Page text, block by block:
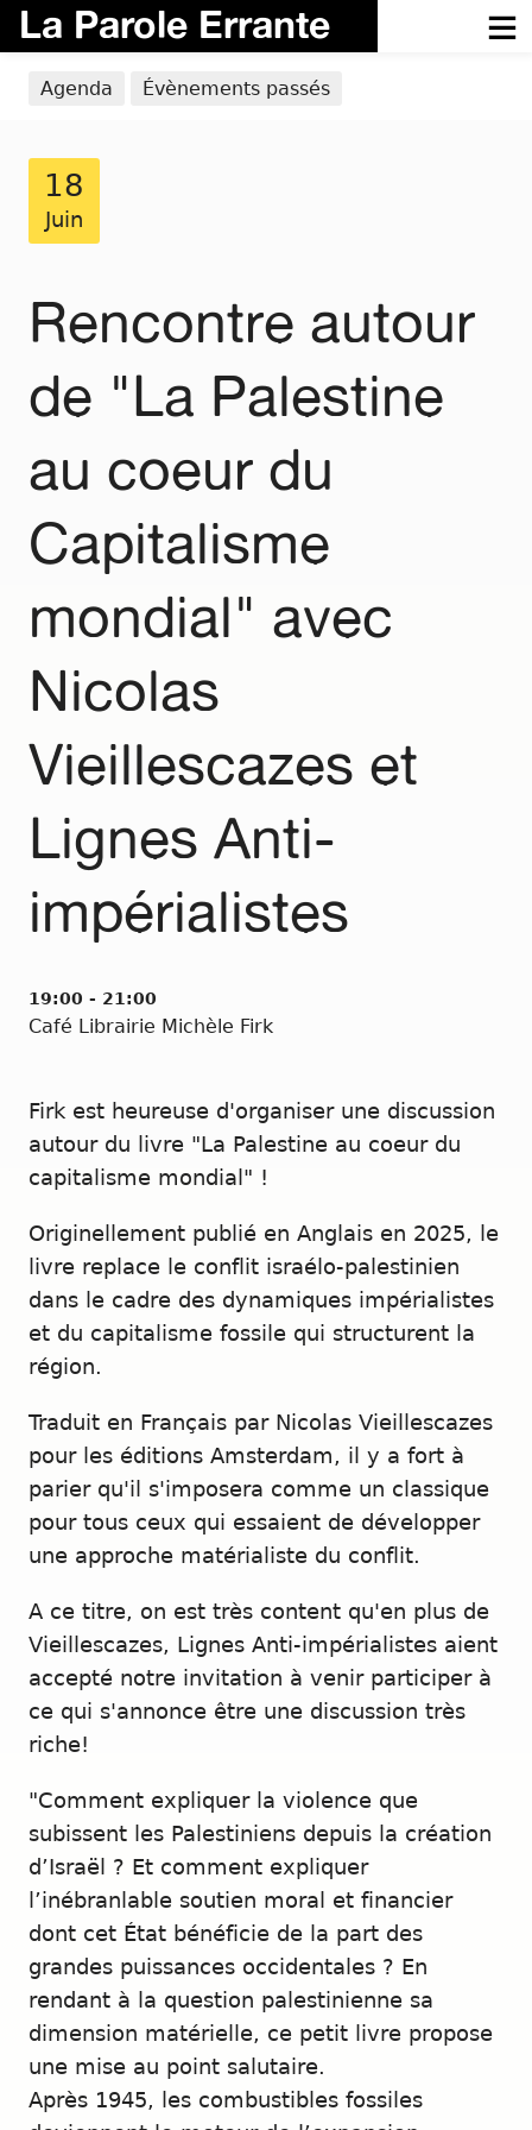
La Parole Errante
Agenda Évènements passés
18
Juin
Rencontre autour
de "La Palestine
au coeur du
Capitalisme
mondial" avec
Nicolas
Vieillescazes et
Lignes Anti-
impérialistes
19:00 - 21:00
Café Librairie Michèle Firk
Firk est heureuse d'organiser une discussion
autour du livre "La Palestine au coeur du
capitalisme mondial" !
Originellement publié en Anglais en 2025, le
livre replace le conflit israélo-palestinien
dans le cadre des dynamiques impérialistes
et du capitalisme fossile qui structurent la
région.
Traduit en Français par Nicolas Vieillescazes
pour les éditions Amsterdam, il y a fort à
parier qu'il s'imposera comme un classique
pour tous ceux qui essaient de développer
une approche matérialiste du conflit.
A ce titre, on est très content qu'en plus de
Vieillescazes, Lignes Anti-impérialistes aient
accepté notre invitation à venir participer à
ce qui s'annonce être une discussion très
riche!
"Comment expliquer la violence que
subissent les Palestiniens depuis la création
d’Israël ? Et comment expliquer
l’inébranlable soutien moral et financier
dont cet État bénéficie de la part des
grandes puissances occidentales ? En
rendant à la question palestinienne sa
dimension matérielle, ce petit livre propose
une mise au point salutaire.
Après 1945, les combustibles fossiles